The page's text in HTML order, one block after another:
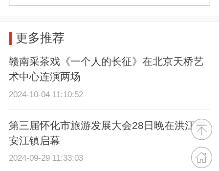
更多推荐
赣南采茶戏《一个人的长征》在北京天桥艺
术中心连演两场
2024-10-04 11:10:52
第三届怀化市旅游发展大会28日晚在洪江市
安江镇启幕
2024-09-29 11:33:03